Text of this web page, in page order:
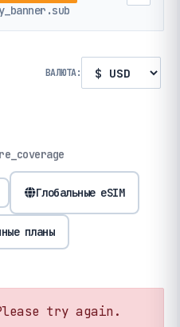
ВАЛЮТА:
Глобальные eSIM
планы
try again.